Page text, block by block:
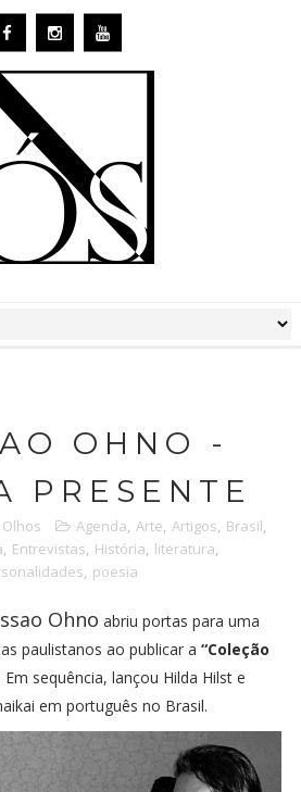
OHNO -
PRESENTE
Agenda, Arte, Artigos, Brasil,
, Entrevistas, História, literatura,
, poesia
Ohno abriu portas para uma
paulistanos ao publicar a “Coleção
. Em sequência, lançou Hilda Hilst e
em português no Brasil.